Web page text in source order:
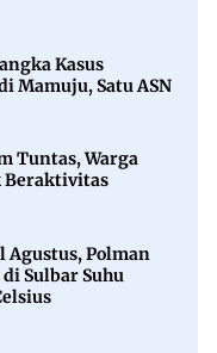
Kasus
Mamuju, Satu ASN
Tuntas, Warga
Beraktivitas
Agustus, Polman
Sulbar Suhu